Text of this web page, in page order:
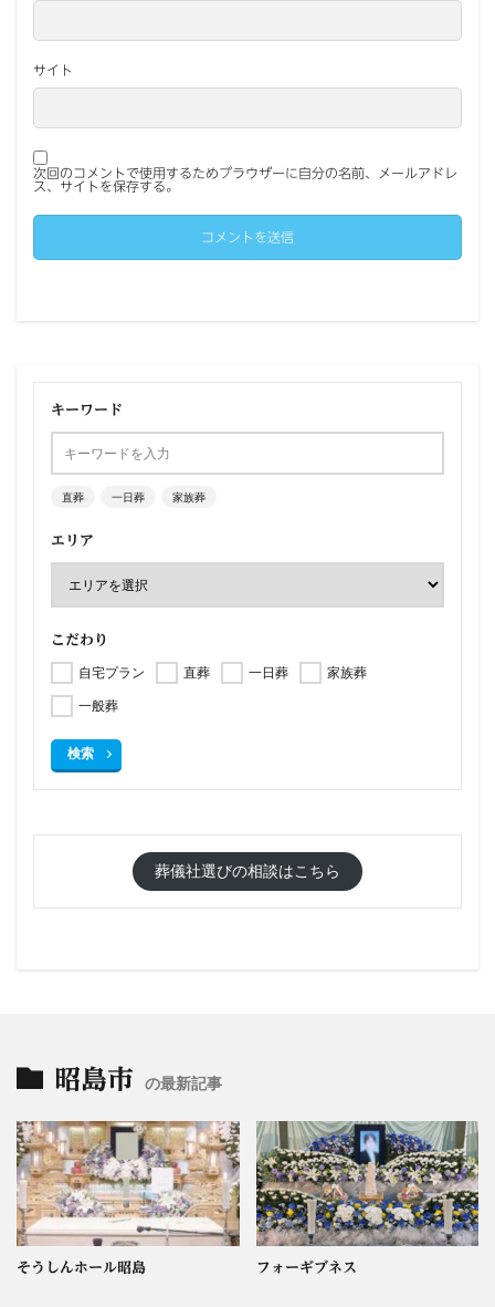
サイト
次回のコメントで使用するためブラウザーに自分の名前、メールアドレ
ス、サイトを保存する。
キーワード
直葬 一日葬 家族葬
エリア
こだわり
自宅プラン 直葬 一日葬
家族葬
一般葬
検索
葬儀社選びの相談はこちら
昭島市 の最新記事
そうしんホール昭島 フォーギブネス